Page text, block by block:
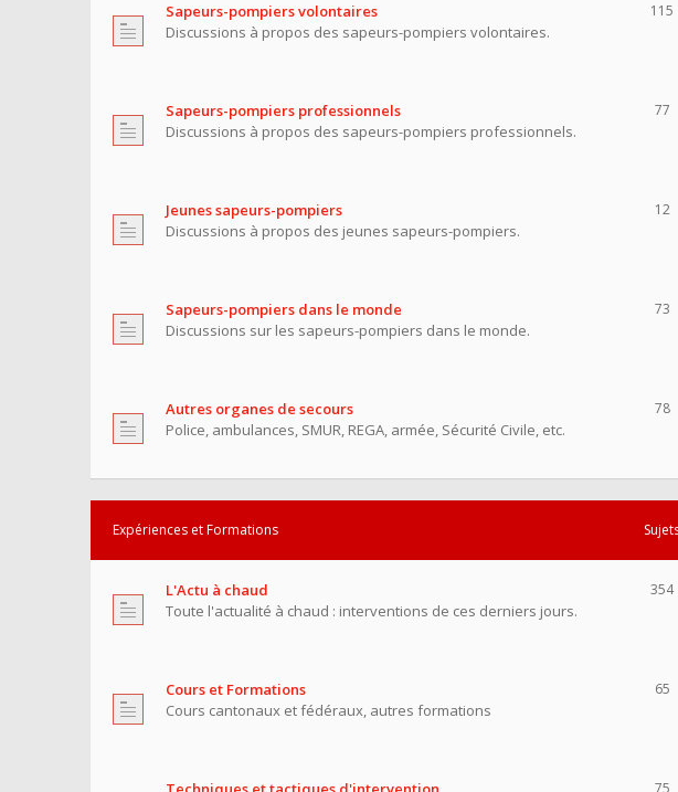
Sapeurs-pompiers volontaires
Discussions à propos des sapeurs-pompiers volontaires.
115
Sapeurs-pompiers professionnels
Discussions à propos des sapeurs-pompiers professionnels.
77
Jeunes sapeurs-pompiers
Discussions à propos des jeunes sapeurs-pompiers.
12
Sapeurs-pompiers dans le monde
Discussions sur les sapeurs-pompiers dans le monde.
73
Autres organes de secours
Police, ambulances, SMUR, REGA, armée, Sécurité Civile, etc.
78
Expériences et Formations
L'Actu à chaud
Toute l'actualité à chaud : interventions de ces derniers jours.
354
Cours et Formations
Cours cantonaux et fédéraux, autres formations
65
75